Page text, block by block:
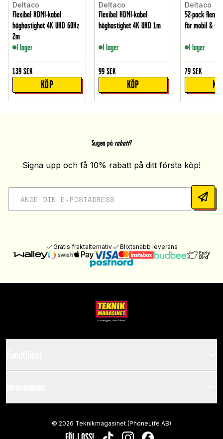
Deltaco
Flexibel HDMI-kabel
höghastighet 4K UHD 60Hz
2m
I lager
139 SEK
KÖP
Deltaco
Flexibel HDMI-kabel
höghastighet 4K UHD 1m
I lager
99 SEK
KÖP
Deltaco
52-pack
för mobil &
I lager
79 SEK
Sugen på rabatt?
Signa upp och få 10% rabatt på ditt första köp!
Gratis fraktalternativ Blixtsnabb leverans
© 2026 Teknikmagasinet (PhoneLife AB)